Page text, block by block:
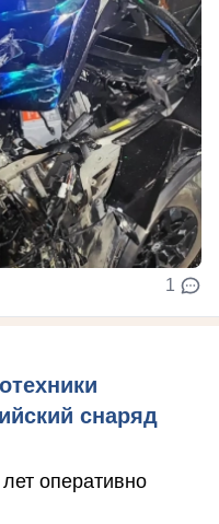
1
снаряд
оперативно